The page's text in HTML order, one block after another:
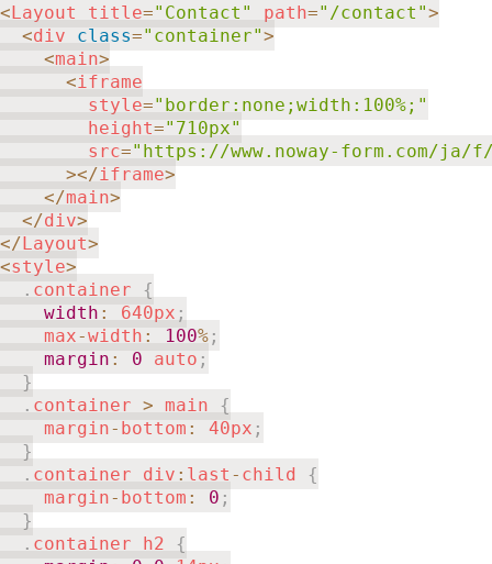
<Layout title="Contact" path="/contact">
<div class="container">
<main>
<iframe
        style
="border:none;width:100%;"
        height
="710px"
        src
="https://www.noway-form.com/
></iframe>
</main>
</div>
</Layout>
<style>
. container
{
width : 640px ;
    max
-width : 100% ;
margin : 0 auto ;
}
. container > main
{
    margin
- bottom : 40px ;
}
. container div : last - child
{
    margin
- bottom : 0 ;
}
. container h2
{